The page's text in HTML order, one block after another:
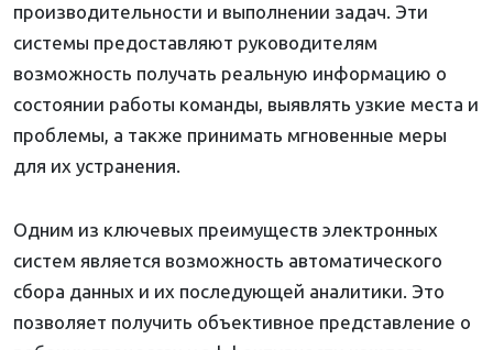
производительности и выполнении задач. Эти
системы предоставляют руководителям
возможность получать реальную информацию о
состоянии работы команды, выявлять узкие места и
проблемы, а также принимать мгновенные меры
для их устранения.
Одним из ключевых преимуществ электронных
систем является возможность автоматического
сбора данных и их последующей аналитики. Это
позволяет получить объективное представление о